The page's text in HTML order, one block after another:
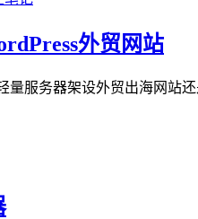
外贸网站
服务器架设外贸出海网站